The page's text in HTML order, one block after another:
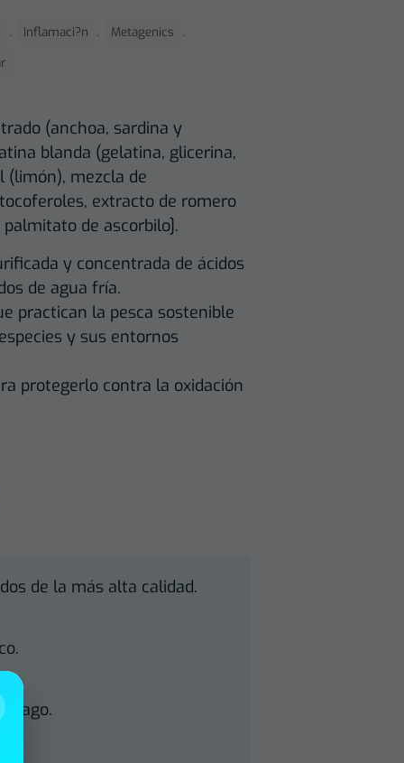
, Inflamaci?n , Metagenics ,
(anchoa, sardina y
blanda (gelatina, glicerina,
(limón), mezcla de
extracto de romero
de ascorbilo].
y concentrada de ácidos
de agua fría.
practican la pesca sostenible
y sus entornos
protegerlo contra la oxidación
de la más alta calidad.
pago.